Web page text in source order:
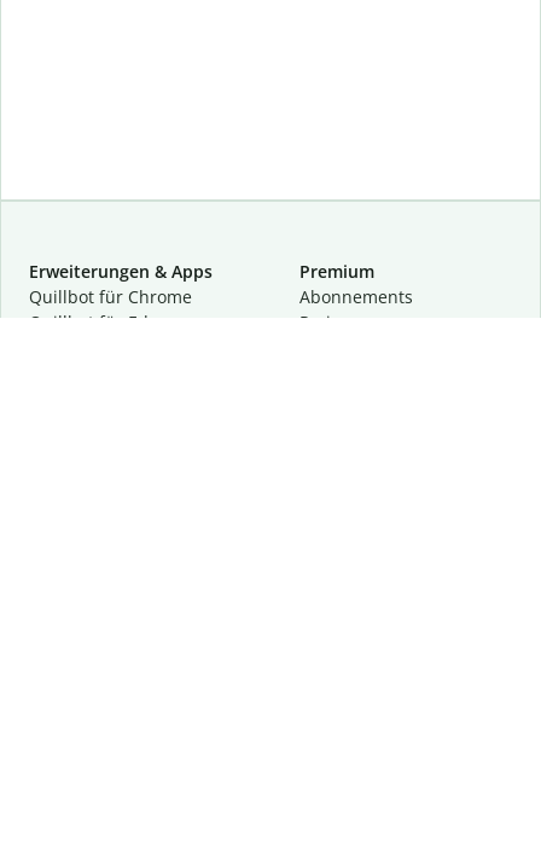
Erweiterungen & Apps
Quillbot für Chrome
Quillbot für Edge
Premium
Abon­ne­ments
Preise